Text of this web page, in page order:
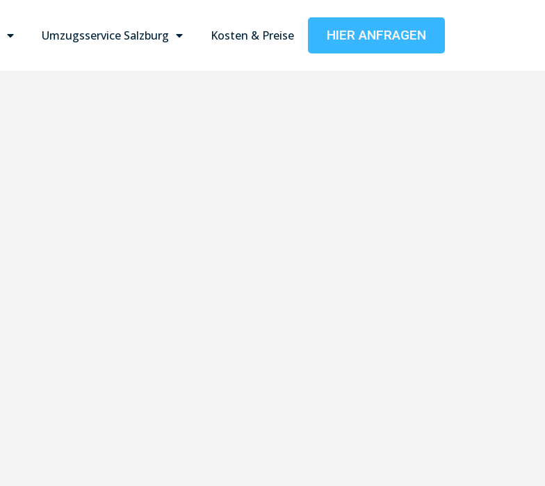
Umzugsservice Salzburg Kosten & Preise HIER ANFRAGEN